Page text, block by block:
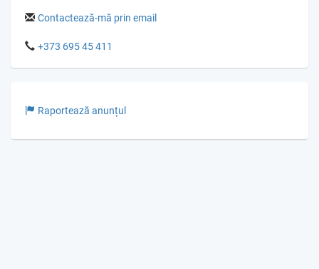
Contactează-mă prin email
+373 695 45 411
Raportează anunțul